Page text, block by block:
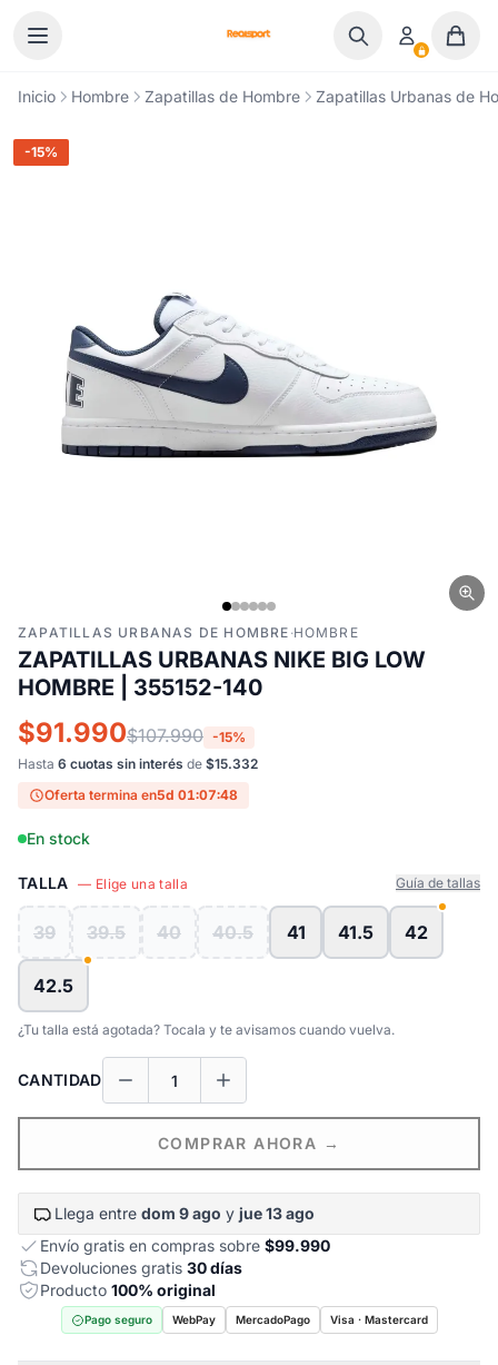
Inicio Hombre Zapatillas de Hombre Zapatillas Urbanas de
-15%
ZAPATILLAS URBANAS DE HOMBRE ·HOMBRE
ZAPATILLAS URBANAS NIKE BIG LOW
HOMBRE | 355152-140
$91.990$107.990 -15%
Hasta 6 cuotas sin interés de $15.332
Oferta termina en5d 01:07:48
En stock
TALLA — Elige una talla Guía de tallas
39 39.5 40 40.5 41 41.5 42
42.5
¿Tu talla está agotada? Tocala y te avisamos cuando vuelva.
CANTIDAD
COMPRAR AHORA →
Llega entre dom 9 ago y jue 13 ago
Envío gratis en compras sobre $99.990
Devoluciones gratis 30 días
Producto 100% original
Pago seguro WebPay MercadoPago Visa · Mastercard